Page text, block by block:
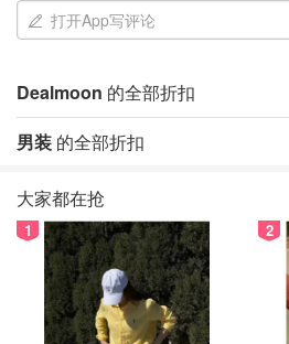
打开App写评论
Dealmoon 的全部折扣
男装 的全部折扣
大家都在抢
1 2